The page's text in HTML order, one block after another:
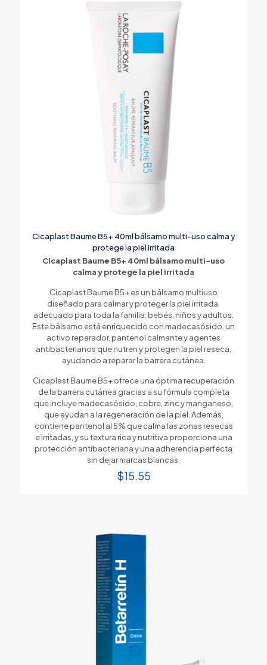
Cicaplast Baume B5+ 40ml bálsamo multi-uso calma y
protege la piel irritada
Cicaplast Baume B5+ 40ml bálsamo multi-uso
calma y protege la piel irritada
Cicaplast Baume B5+ es un bálsamo multiuso
diseñado para calmar y proteger la piel irritada,
adecuado para toda la familia: bebés, niños y adultos.
Este bálsamo está enriquecido con madecasósido, un
activo reparador, pantenol calmante y agentes
antibacterianos que nutren y protegen la piel reseca,
ayudando a reparar la barrera cutánea.
Cicaplast Baume B5+ ofrece una óptima recuperación
de la barrera cutánea gracias a su fórmula completa
que incluye madecasósido, cobre, zinc y manganeso,
que ayudan a la regeneración de la piel. Además,
contiene pantenol al 5% que calma las zonas resecas
e irritadas, y su textura rica y nutritiva proporciona una
protección antibacteriana y una adherencia perfecta
sin dejar marcas blancas.
$15.55